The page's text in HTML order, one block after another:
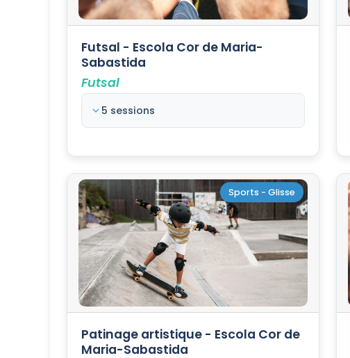
Futsal - Escola Cor de Maria-
Sabastida
Futsal
5 sessions
Sports - Glisse
Patinage artistique - Escola Cor de
Maria-Sabastida